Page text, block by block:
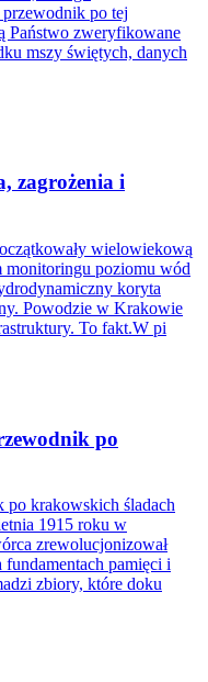
po tej
Państwo zweryfikowane
mszy świętych, danych
zagrożenia i
wielowiekową
monitoringu poziomu wód
koryta
Powodzie w Krakowie
To fakt.W pi
po
po krakowskich śladach
1915 roku w
zrewolucjonizował
pamięci i
zbiory, które doku